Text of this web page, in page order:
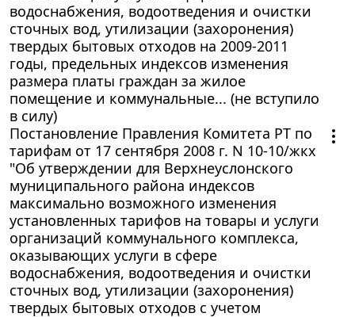
водоснабжения, водоотведения и очистки
сточных вод, утилизации (захоронения)
твердых бытовых отходов на 2009-2011
годы, предельных индексов изменения
размера платы граждан за жилое
помещение и коммунальные... (не вступило
в силу)
Постановление Правления Комитета РТ по
тарифам от 17 сентября 2008 г. N 10-10/жкх
"Об утверждении для Верхнеуслонского
муниципального района индексов
максимально возможного изменения
установленных тарифов на товары и услуги
организаций коммунального комплекса,
оказывающих услуги в сфере
водоснабжения, водоотведения и очистки
сточных вод, утилизации (захоронения)
твердых бытовых отходов с учетом